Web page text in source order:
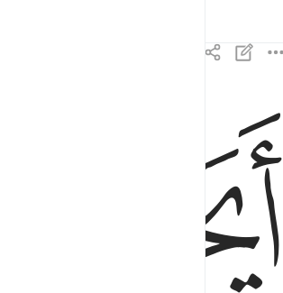
ايحسب الانسان الن نجمع عظامه ٣
أَيَحْسَبُ ٱلْإِنسَـٰنُ أَلَّن نَّجْمَعَ عِظَامَهُۥ ٣